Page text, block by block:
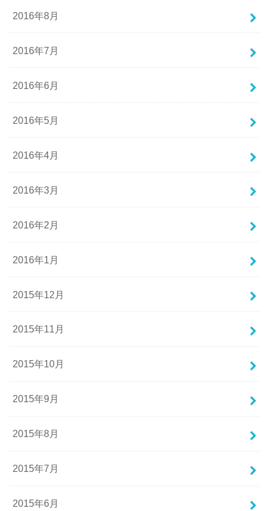
2016年8月
2016年7月
2016年6月
2016年5月
2016年4月
2016年3月
2016年2月
2016年1月
2015年12月
2015年11月
2015年10月
2015年9月
2015年8月
2015年7月
2015年6月